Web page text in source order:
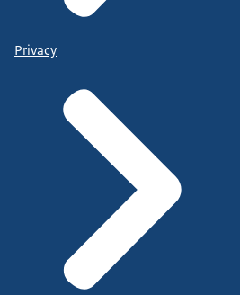
Privacy